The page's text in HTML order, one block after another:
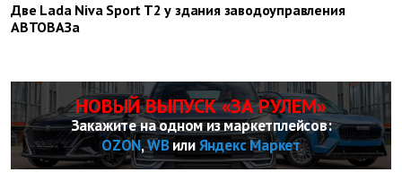
Две Lada Niva Sport T2 у здания заводоуправления
АВТОВАЗа
НОВЫЙ ВЫПУСК «ЗА РУЛЕМ»
Закажите на одном из маркетплейсов:
OZON,WBилиЯндекс Маркет